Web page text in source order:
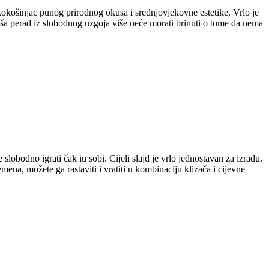
punog prirodnog okusa i srednjovjekovne estetike. Vrlo je
perad iz slobodnog uzgoja više neće morati brinuti o tome da nema
igrati čak iu sobi. Cijeli slajd je vrlo jednostavan za izradu.
možete ga rastaviti i vratiti u kombinaciju klizača i cijevne